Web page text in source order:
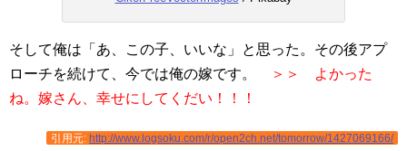
そして俺は「あ、この子、いいな」と思った。その後アプ
ローチを続けて、今では俺の嫁です。
＞＞ よかった
ね。嫁さん、幸せにしてくだい！！！
引用元: http://www.logsoku.com/r/open2ch.net/tomorrow/1427069166/